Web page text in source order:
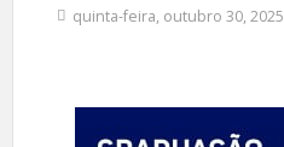
quinta-feira, outubro 30, 2025